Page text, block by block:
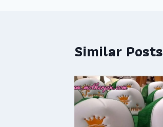
Similar Posts